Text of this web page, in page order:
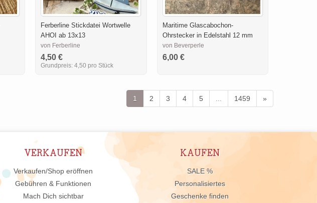
Ferberline Stickdatei Wortwelle
AHOI ab 13x13
von Ferberline
4,50 €
Grundpreis:4,50 pro Stück
Maritime Glascabochon-
Ohrstecker in Edelstahl 12 mm
von Beverperle
6,00 €
1 2 3 4 5 1459 »
VERKAUFEN
Verkaufen/Shop eröffnen
Gebühren & Funktionen
Mach Dich sichtbar
KAUFEN
SALE %
Personalisiertes
Geschenke finden